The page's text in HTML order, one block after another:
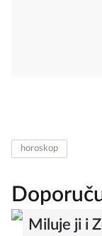
horoskop
Miluje ji i